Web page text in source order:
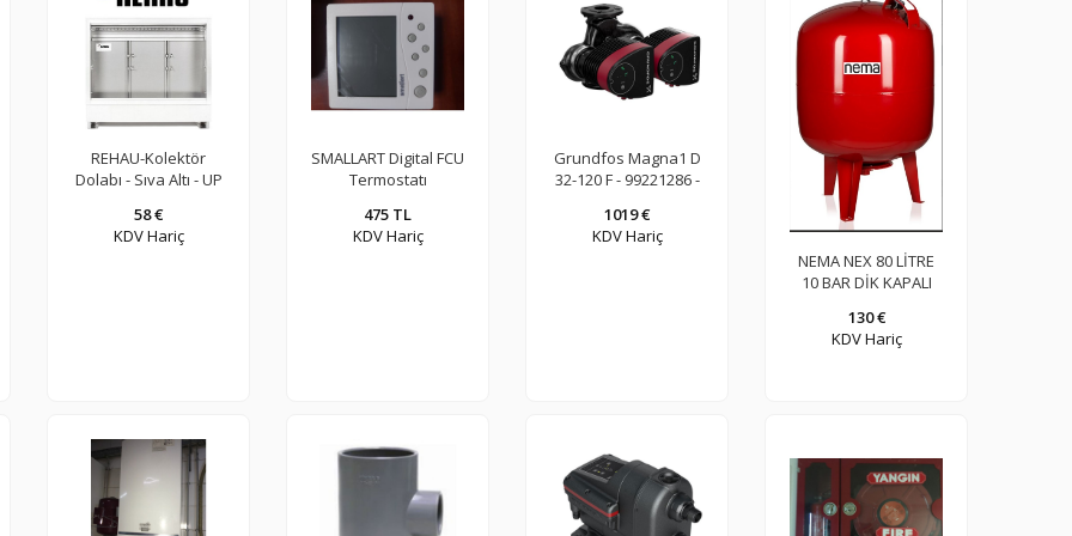
REHAU-Kolektör
Dolabı - Sıva Altı - UP
354892881
58 €
KDV Hariç
SMALLART Digital FCU
Termostatı
475 TL
KDV Hariç
Grundfos Magna1 D
32-120 F - 99221286 -
İkiz Sirkülasyon
Pompası)
1019 €
KDV Hariç
NEMA NEX 80 LİTRE
10 BAR DİK KAPALI
130 €
KDV Hariç